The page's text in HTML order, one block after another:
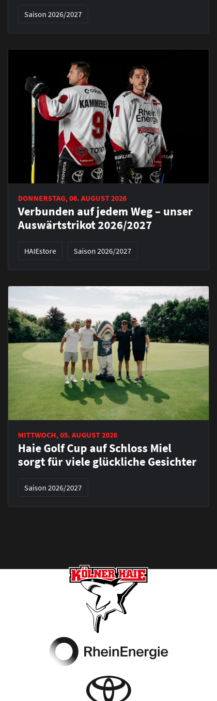
Saison 2026/2027
DONNERSTAG, 06. AUGUST 2026
Verbunden auf jedem Weg – unser
Auswärtstrikot 2026/2027
HAIEstore Saison 2026/2027
MITTWOCH, 05. AUGUST 2026
Haie Golf Cup auf Schloss Miel
sorgt für viele glückliche Gesichter
Saison 2026/2027